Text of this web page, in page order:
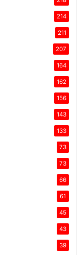
214
211
207
164
162
156
143
133
73
73
66
61
45
43
39